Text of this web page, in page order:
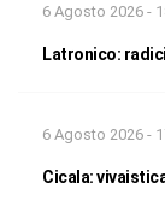
6 Agosto 2026 -
Latronico:
6 Agosto 2026 -
Cicala: